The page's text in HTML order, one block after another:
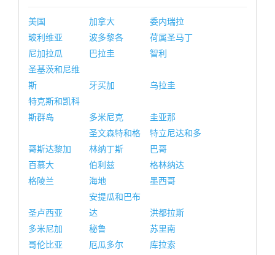
美国 加拿大
委内瑞拉
玻利维亚
波多黎各
荷属圣马丁
尼加拉瓜
巴拉圭
智利
圣基茨和尼维
斯
牙买加
乌拉圭
特克斯和凯科
斯群岛
多米尼克 圭亚那
哥斯达黎加
圣文森特和格
林纳丁斯
特立尼达和多
巴哥
百慕大
伯利兹
格林纳达
格陵兰
海地 墨西哥
圣卢西亚
安提瓜和巴布
达
洪都拉斯
多米尼加
秘鲁
苏里南
哥伦比亚
厄瓜多尔
库拉索